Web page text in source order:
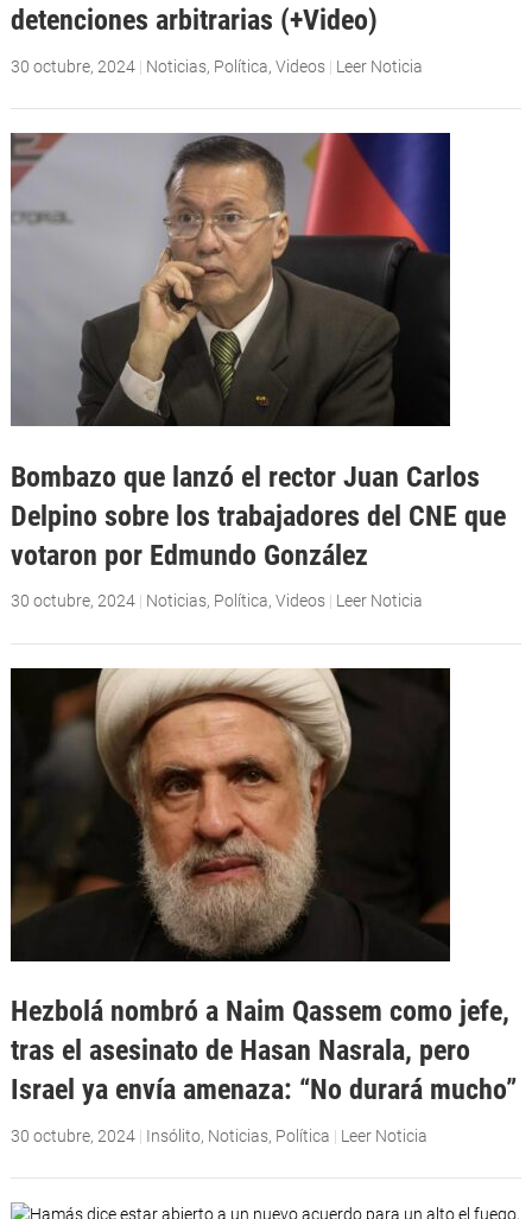
detenciones arbitrarias (+Video)
30 octubre, 2024| Noticias, Política, Videos | Leer Noticia
Bombazo que lanzó el rector Juan Carlos
Delpino sobre los trabajadores del CNE que
votaron por Edmundo González
30 octubre, 2024| Noticias, Política, Videos | Leer Noticia
Hezbolá nombró a Naim Qassem como jefe,
tras el asesinato de Hasan Nasrala, pero
Israel ya envía amenaza: “No durará mucho”
30 octubre, 2024| Insólito, Noticias, Política | Leer Noticia